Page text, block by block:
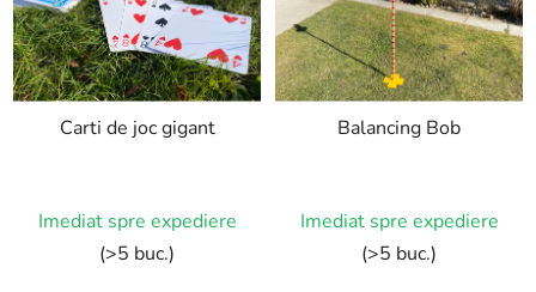
Carti de joc gigant
Imediat spre expediere
(>5 buc.)
Balancing Bob
Imediat spre expediere
(>5 buc.)